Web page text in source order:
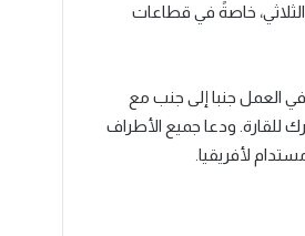
خاصةً في قطاعات
في العمل جنبا إلى جنب مع
للقارة. ودعا جميع الأطراف
لأفريقيا.